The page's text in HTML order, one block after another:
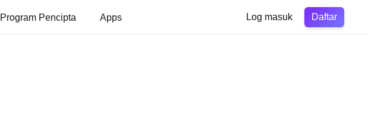
Program Pencipta Apps Log masuk Daftar